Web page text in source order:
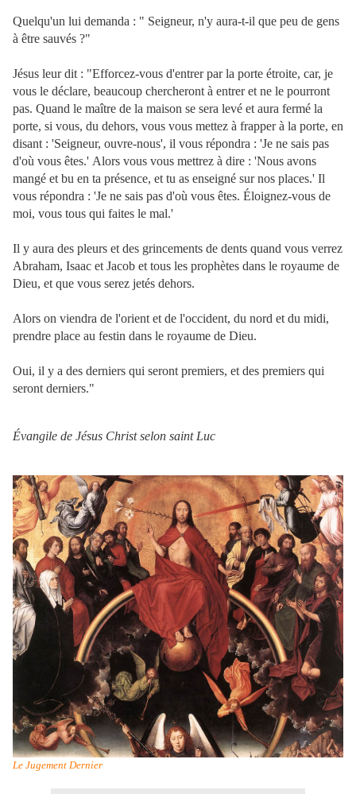
Quelqu'un lui demanda : " Seigneur, n'y aura-t-il que peu de gens
à être sauvés ?"
Jésus leur dit : "Efforcez-vous d'entrer par la porte étroite, car, je
vous le déclare, beaucoup chercheront à entrer et ne le pourront
pas. Quand le maître de la maison se sera levé et aura fermé la
porte, si vous, du dehors, vous vous mettez à frapper à la porte, en
disant : 'Seigneur, ouvre-nous', il vous répondra : 'Je ne sais pas
d'où vous êtes.' Alors vous vous mettrez à dire : 'Nous avons
mangé et bu en ta présence, et tu as enseigné sur nos places.' Il
vous répondra : 'Je ne sais pas d'où vous êtes. Éloignez-vous de
moi, vous tous qui faites le mal.'
Il y aura des pleurs et des grincements de dents quand vous verrez
Abraham, Isaac et Jacob et tous les prophètes dans le royaume de
Dieu, et que vous serez jetés dehors.
Alors on viendra de l'orient et de l'occident, du nord et du midi,
prendre place au festin dans le royaume de Dieu.
Oui, il y a des derniers qui seront premiers, et des premiers qui
seront derniers."
Évangile de Jésus Christ selon saint Luc
Le Jugement Dernier